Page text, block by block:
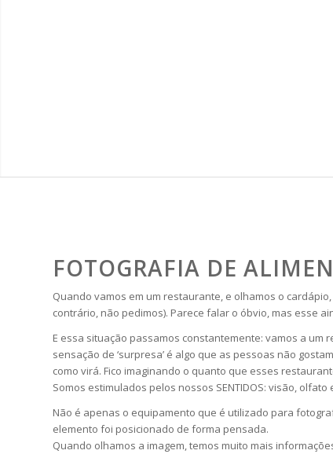
FOTOGRAFIA DE
Quando vamos em um restaurante, e olhamos o
contrário, não pedimos). Parece falar o óbvio, mas esse
E essa situação passamos constantemente: vamos a um
sensação de ‘surpresa’ é algo que as pessoas não
como virá. Fico imaginando o quanto que esses
Somos estimulados pelos nossos SENTIDOS: visão,
Não é apenas o equipamento que é utilizado para
elemento foi posicionado de forma pensada.
Quando olhamos a imagem, temos muito mais